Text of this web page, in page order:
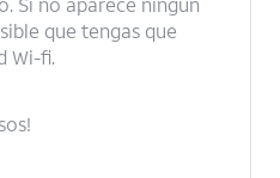
que tengas que
Wi-fi.